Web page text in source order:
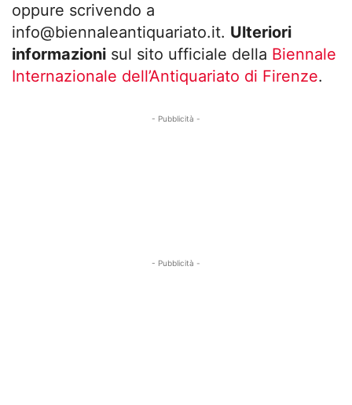
oppure scrivendo a
info@biennaleantiquariato.it. Ulteriori
informazioni sul sito ufficiale della Biennale
Internazionale dell’Antiquariato di Firenze.
- Pubblicità -
- Pubblicità -